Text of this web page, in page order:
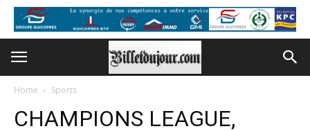
Home Sports
CHAMPIONS LEAGUE,